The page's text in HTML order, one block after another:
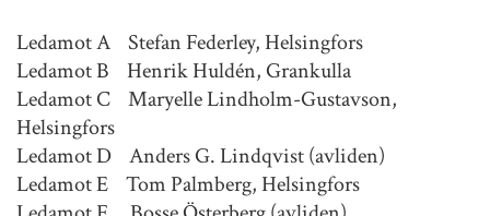
Ledamot A Stefan Federley, Helsingfors
Ledamot B Henrik Huldén, Grankulla
Ledamot C Maryelle Lindholm-Gustavson,
Helsingfors
Ledamot D Anders G. Lindqvist (avliden)
Ledamot E Tom Palmberg, Helsingfors